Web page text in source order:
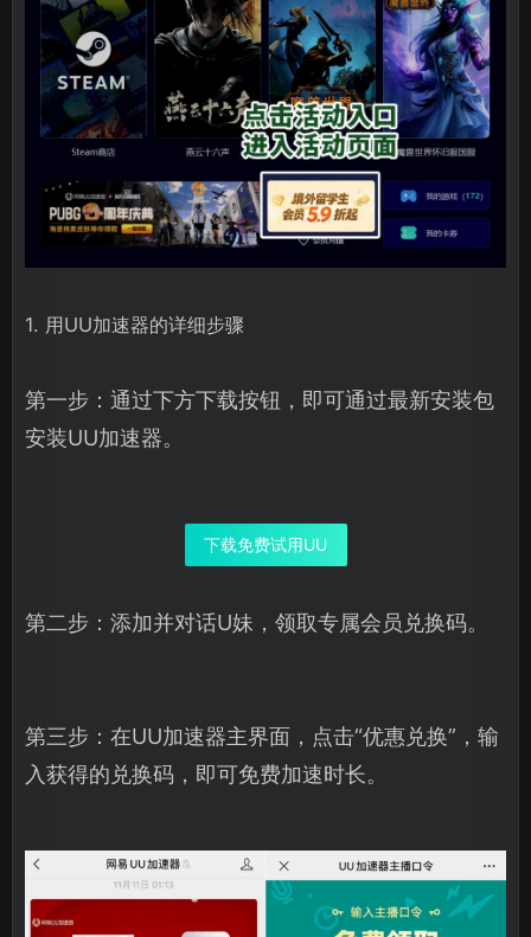
1. 用UU加速器的详细步骤
第一步：通过下方下载按钮，即可通过最新安装包
安装UU加速器。
下载免费试用UU
第二步：添加并对话U妹，领取专属会员兑换码。
第三步：在UU加速器主界面，点击“优惠兑换”，输
入获得的兑换码，即可免费加速时长。